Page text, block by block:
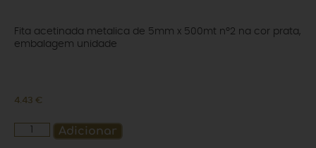
Fita acetinada metalica de 5mm x 500mt nº2 na cor prata,
embalagem unidade
4.43 €
Adicionar